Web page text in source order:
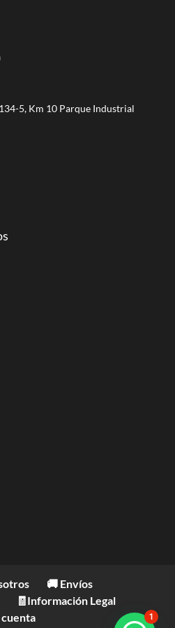
5, Km 10 Parque Industrial
🚚 Envíos
🧾Información Legal
1